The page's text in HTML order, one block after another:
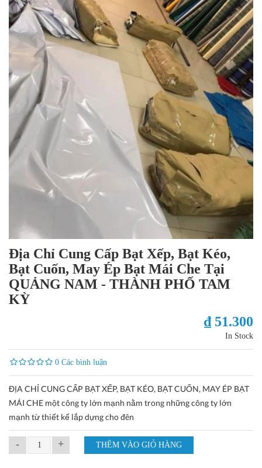
Địa Chỉ Cung Cấp Bạt Xếp, Bạt Kéo,
Bạt Cuốn, May Ép Bạt Mái Che Tại
QUẢNG NAM - THÀNH PHỐ TAM
KỲ
₫ 51.300
In Stock
0 Các bình luận
ĐỊA CHỈ CUNG CẤP BẠT XẾP, BẠT KÉO, BẠT CUỐN, MAY ÉP BẠT
MÁI CHE một công ty lớn mạnh nằm trong những công ty lớn
mạnh từ thiết kế lắp dựng cho đên
- +